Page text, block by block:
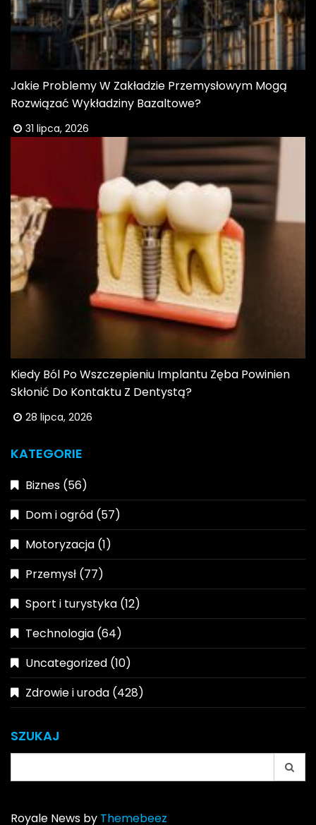
Jakie Problemy W Zakładzie Przemysłowym Mogą
Rozwiązać Wykładziny Bazaltowe?
31 lipca, 2026
Kiedy Ból Po Wszczepieniu Implantu Zęba Powinien
Skłonić Do Kontaktu Z Dentystą?
28 lipca, 2026
KATEGORIE
Biznes (56)
Dom i ogród (57)
Motoryzacja (1)
Przemysł (77)
Sport i turystyka (12)
Technologia (64)
Uncategorized (10)
Zdrowie i uroda (428)
SZUKAJ
for:
Royale News by Themebeez